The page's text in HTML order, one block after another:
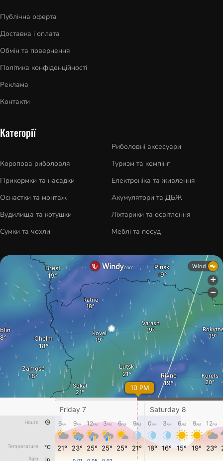
Публічна оферта
Доставка і оплата
Обмін та повернення
Політика конфіденційності
Реклама
Контакти
Категорії
Коропова риболовля
Прикормки та насадки
Оснастки та монтаж
Вудилища та котушки
Сумки та чохли
Риболовні аксесуари
Туризм та кемпінг
Електроніка та живлення
Акумулятори та ДБЖ
Ліхтарики та освітлення
Меблі та посуд